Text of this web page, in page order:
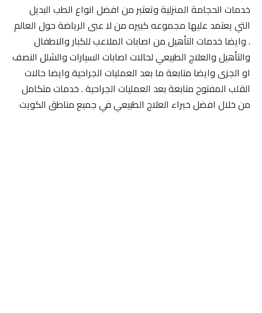
خدمات الحجامة المنزلية وتعتبر من افضل انواع الطب البديل
التي يعتمد عليها مجموعه كبيره من لا عبى الرياضة حول العالم
. وايضا خدمات التأهيل من اصابات الملاعب للكبار والاطفال
والتأهيل والعلاج الطبيعي لحالات اصابات السيارات والشلل النصف
او الجزى وايضا متابعة ما بعد العمليات الجراحية وايضا حالات
القلب المفتوح متابعة بعد العمليات الجراحية . خدمات متكامل
من خلال افضل خبراء العلاج الطبيعي في جميع مناطق الكويت